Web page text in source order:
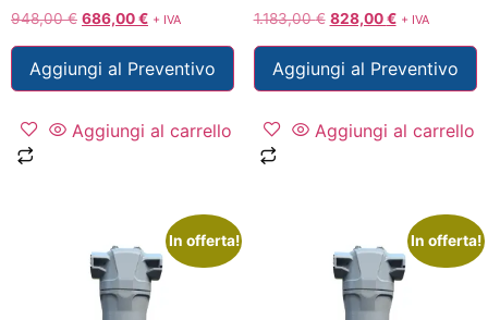
948,00€ 686,00€ + IVA
Aggiungi al Preventivo
Aggiungi al carrello
1.183,00€ 828,00€ + IVA
Aggiungi al Preventivo
Aggiungi al carrello
In offerta! In offerta!